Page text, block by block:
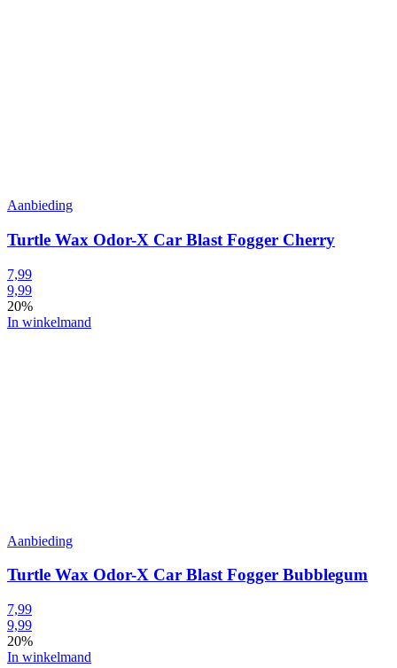
Aanbieding
Turtle Wax Odor-X Car Blast Fogger Cherry
7,99
9,99
20%
In winkelmand
Aanbieding
Turtle Wax Odor-X Car Blast Fogger Bubblegum
7,99
9,99
20%
In winkelmand